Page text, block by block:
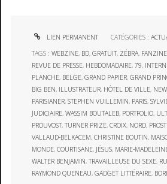
LIEN PERMANENT CATÉGORIES :
TAGS :WEBZINE, BD,GRATUIT, ZÉBRA, FANZINE
REVUE DE PRESSE, HEBDOMADAIRE,79,
PLANCHE, BELGE,GRAND PAPIER,GRAND
BIG BEN, ILLUSTRATEUR, HÔTEL DE VILLE,
PARISIANER,STEPHEN VUILLEMIN, PARIS,
JUDICIAIRE,WASSIM BOUTALEB, PORTFOLIO,
PROUVOST,TURNER PRIZE,CROIX, NORD,
VALLAUD-BELKACEM,CHRISTINE BOUTIN,
MONDE,COURTISANE, JÉSUS, MARIE-
WALTER BENJAMIN,TRAVAILLEUSE DU SEXE,
RAYMOND QUENEAU,GADGET LITTÉRAIRE,